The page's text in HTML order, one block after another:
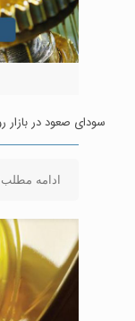
سودای صعود در بازار
ادامه مطلب